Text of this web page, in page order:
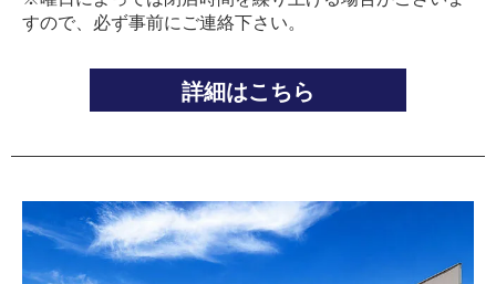
すので、必ず事前にご連絡下さい。
詳細はこちら